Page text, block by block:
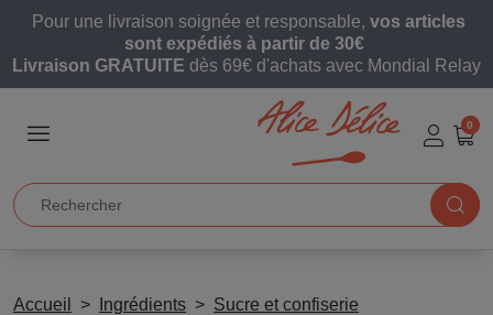
Pour une livraison soignée et responsable, vos articles
sont expédiés à partir de 30€
Livraison GRATUITE dès 69€ d'achats avec Mondial Relay
0
Accueil Ingrédients Sucre et confiserie